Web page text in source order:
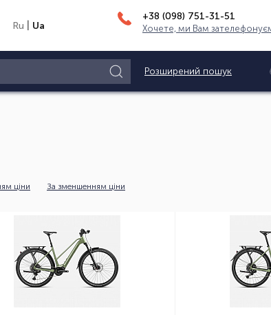
Ru Ua
+38 (098) 751-31-51
Хочете, ми Вам
Розширений пошук
ціни За зменшенням ціни